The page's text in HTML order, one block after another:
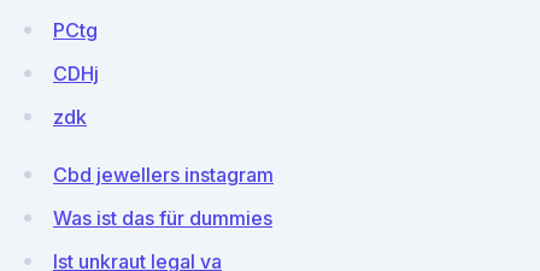
PCtg
CDHj
zdk
Cbd jewellers instagram
Was ist das für dummies
Ist unkraut legal va